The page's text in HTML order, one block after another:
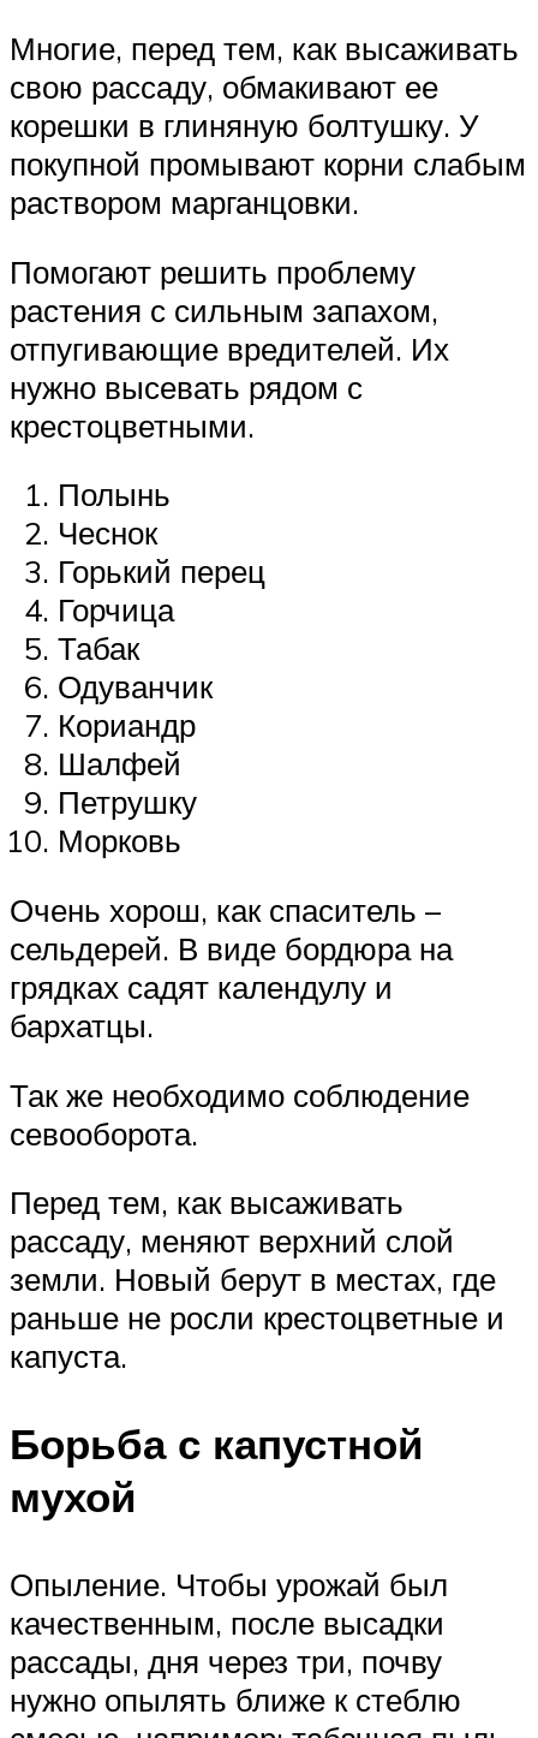
Многие, перед тем, как высаживать
свою рассаду, обмакивают ее
корешки в глиняную болтушку. У
покупной промывают корни слабым
раствором марганцовки.
Помогают решить проблему
растения с сильным запахом,
отпугивающие вредителей. Их
нужно высевать рядом с
крестоцветными.
Полынь
Чеснок
Горький перец
Горчица
Табак
Одуванчик
Кориандр
Шалфей
Петрушку
Морковь
Очень хорош, как спаситель –
сельдерей. В виде бордюра на
грядках садят календулу и
бархатцы.
Так же необходимо соблюдение
севооборота.
Перед тем, как высаживать
рассаду, меняют верхний слой
земли. Новый берут в местах, где
раньше не росли крестоцветные и
капуста.
Борьба с капустной
мухой
Опыление. Чтобы урожай был
качественным, после высадки
рассады, дня через три, почву
нужно опылять ближе к стеблю